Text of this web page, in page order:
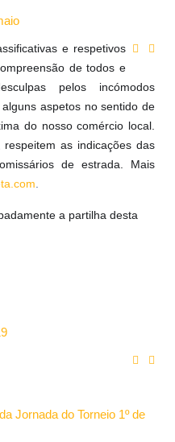
e respetivos
de todos e
pelos incómodos
aspetos no sentido de
do nosso comércio local.
as indicações das
de estrada. Mais
a partilha desta
Jornada do Torneio 1º de